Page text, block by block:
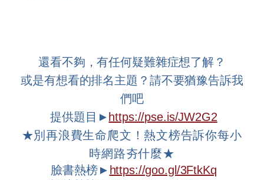
還看不夠，有任何疑難雜症想了解？
或是有想看的排名主題？請不要猶豫告訴我
們吧
提供題目► https://pse.is/JW2G2
★別再浪費生命爬文！熱文榜告訴你每小
時網路夯什麼★
臉書熱榜► https://goo.gl/3FtkKq